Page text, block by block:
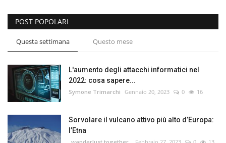
POST POPOLARI
Questa settimana Questo mese
L'aumento degli attacchi informatici nel
2022: cosa sapere...
Symone Trimarchi Gennaio 20, 2023 0 16
Sorvolare il vulcano attivo più alto d’Europa:
l’Etna